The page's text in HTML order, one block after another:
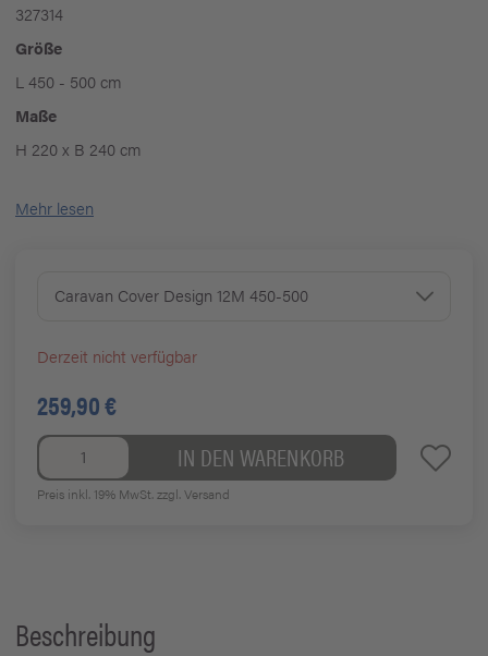
327314
Größe
L 450 - 500 cm
Maße
H 220 x B 240 cm
Mehr lesen
Caravan Cover Design 12M 450-500
Derzeit nicht verfügbar
259,90 €
IN DEN WARENKORB
Preis inkl. 19% MwSt.zzgl. Versand
Beschreibung